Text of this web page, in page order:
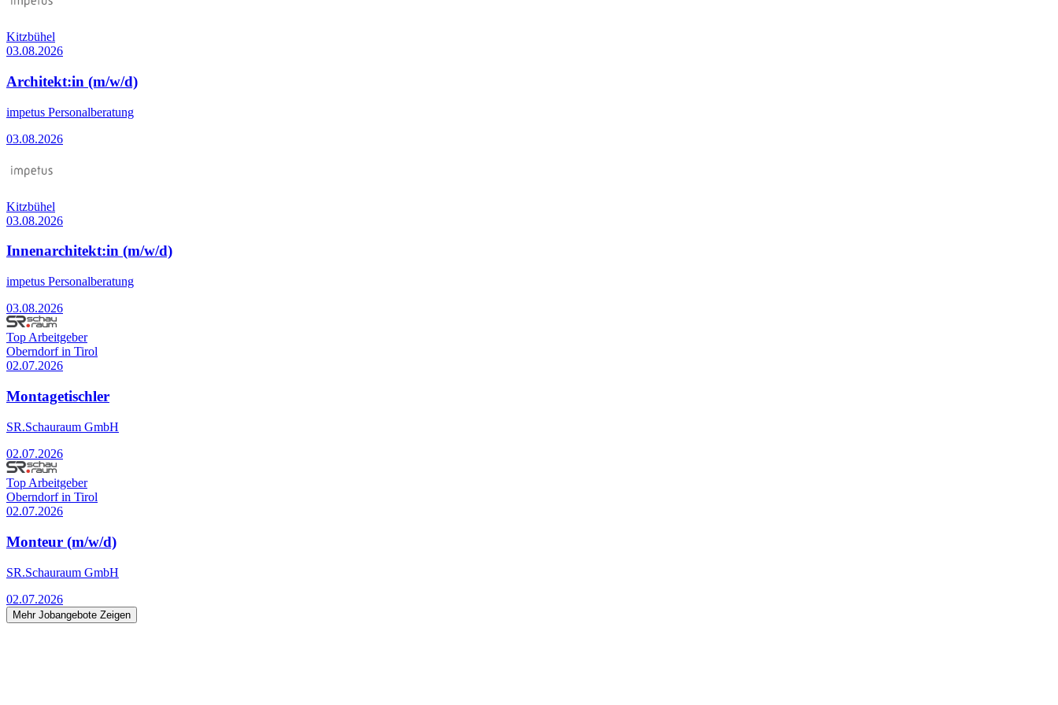
Kitzbühel
03.08.2026
Architekt:in (m/w/d)
impetus Personalberatung
03.08.2026
Kitzbühel
03.08.2026
Innenarchitekt:in (m/w/d)
impetus Personalberatung
03.08.2026
Top Arbeitgeber
Oberndorf in Tirol
02.07.2026
Montagetischler
SR.Schauraum GmbH
02.07.2026
Top Arbeitgeber
Oberndorf in Tirol
02.07.2026
Monteur (m/w/d)
SR.Schauraum GmbH
02.07.2026
Mehr Jobangebote Zeigen